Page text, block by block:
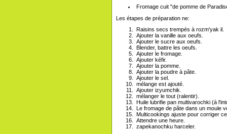
Fromage cuit "de pomme de
Les étapes de préparation ne:
Raisins secs trempés à rozm'yak il.
Ajouter la vanille aux oeufs.
Ajouter le sucre aux oeufs.
Blender, battre les oeufs.
Ajouter le fromage.
Ajouter kéfir.
Ajouter la pomme.
Ajouter la poudre à pâte.
Ajouter le sel.
mélange est ajouté.
Ajouter izyumchik.
mélanger le tout (ralentir).
Huile lubrifie pan multivarochki (à
Le fromage de pâte dans un moule
Multicookings ajuste pour corriger
Attendre une heure.
zapekanochku harceler.